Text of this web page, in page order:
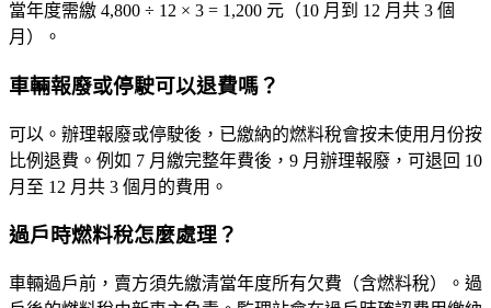
當年度需繳 4,800 ÷ 12 × 3 = 1,200 元（10 月到 12 月共 3 個
月）。
車輛報廢或停駛可以退費嗎？
可以。辦理報廢或停駛後，已繳納的燃料稅會按未使用月份按
比例退費 。例如 7 月繳完整年費後，9 月辦理報廢，可退回 10
月至 12 月共 3 個月的費用。
過戶時燃料稅怎麼處理？
車輛過戶前，賣方須先繳清當年度所有欠費（含燃料稅）。過